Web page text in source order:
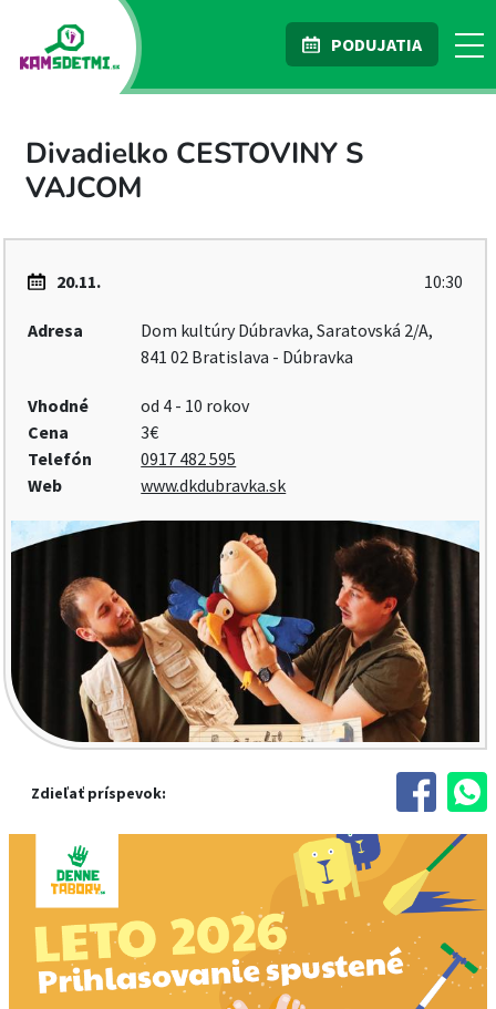
PODUJATIA
Divadielko CESTOVINY S
VAJCOM
20.11. 10:30
Adresa
Dom kultúry Dúbravka, Saratovská 2/A,
841 02 Bratislava - Dúbravka
Vhodné
od 4 - 10 rokov
Cena
3€
Telefón
0917 482 595
Web
www.dkdubravka.sk
Zdieľať príspevok: